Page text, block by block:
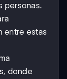
personas.
entre estas
donde